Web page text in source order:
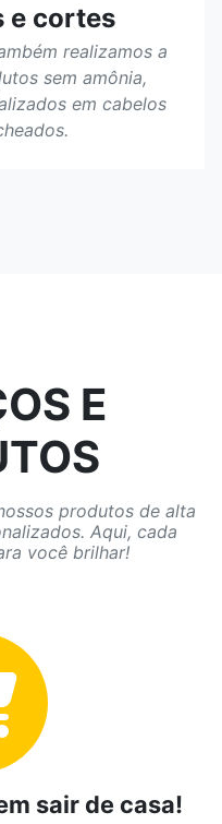
e cortes
realizamos a
sem amônia,
em cabelos
E
produtos de alta
Aqui, cada
você brilhar!
sair de casa!